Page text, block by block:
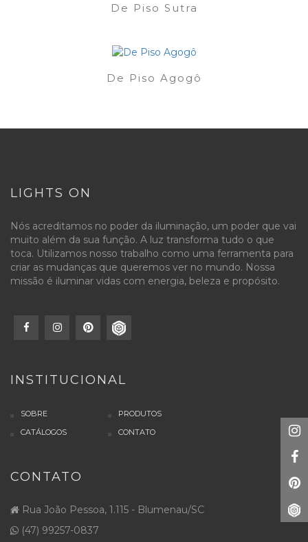
De Piso Sutra
De Piso Agogô
LIGHTS ON
Nós acreditamos no poder da iluminação, um poder que vai
muito além da sua função. A luz transforma tudo o que
toca. Utilizamos nosso trabalho como uma ferramenta para
criar as mudanças que queremos ver no mundo. Nossa
missão é iluminar vidas com energia, beleza e propósito.
INSTITUCIONAL
SOBRE
PRODUTOS
CATÁLOGOS
CONTATO
CONTATO
Rua João Pessoa, 1.115 - Blumenau/SC
(47) 99257-0837